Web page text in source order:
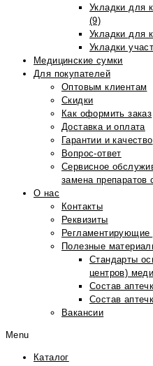
Укладки для
(9)
Укладки для
Укладки
Медицинские сумки
Для покупателей
Оптовым клиентам
Скидки
Как оформить заказ
Доставка и оплата
Гарантии и качество
Вопрос-ответ
Сервисное
замена препаратов
О нас
Контакты
Реквизиты
Регламентирующие
Полезные
Стандарты
центров)
Состав
Состав
Вакансии
Menu
Каталог